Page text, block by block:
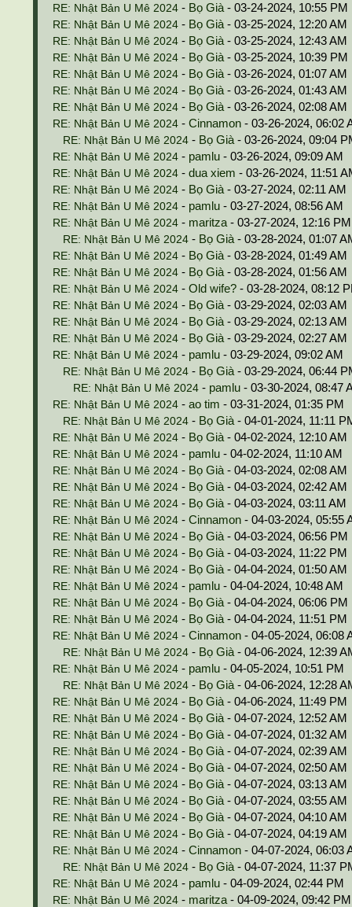
RE: Nhật Bản U Mê 2024 - Bọ Già- 03-24-2024, 10:55 PM
RE: Nhật Bản U Mê 2024 - Bọ Già- 03-25-2024, 12:20 AM
RE: Nhật Bản U Mê 2024 - Bọ Già- 03-25-2024, 12:43 AM
RE: Nhật Bản U Mê 2024 - Bọ Già- 03-25-2024, 10:39 PM
RE: Nhật Bản U Mê 2024 - Bọ Già- 03-26-2024, 01:07 AM
RE: Nhật Bản U Mê 2024 - Bọ Già- 03-26-2024, 01:43 AM
RE: Nhật Bản U Mê 2024 - Bọ Già- 03-26-2024, 02:08 AM
RE: Nhật Bản U Mê 2024 - Cinnamon- 03-26-2024, 06:02
RE: Nhật Bản U Mê 2024 - Bọ Già- 03-26-2024, 09:04
RE: Nhật Bản U Mê 2024 - pamlu- 03-26-2024, 09:09 AM
RE: Nhật Bản U Mê 2024 - dua xiem - 03-26-2024, 11:51
RE: Nhật Bản U Mê 2024 - Bọ Già- 03-27-2024, 02:11 AM
RE: Nhật Bản U Mê 2024 - pamlu- 03-27-2024, 08:56 AM
RE: Nhật Bản U Mê 2024 - maritza- 03-27-2024, 12:16 PM
RE: Nhật Bản U Mê 2024 - Bọ Già- 03-28-2024, 01:07
RE: Nhật Bản U Mê 2024 - Bọ Già- 03-28-2024, 01:49 AM
RE: Nhật Bản U Mê 2024 - Bọ Già- 03-28-2024, 01:56 AM
RE: Nhật Bản U Mê 2024 - Old wife?- 03-28-2024, 08:12
RE: Nhật Bản U Mê 2024 - Bọ Già- 03-29-2024, 02:03 AM
RE: Nhật Bản U Mê 2024 - Bọ Già- 03-29-2024, 02:13 AM
RE: Nhật Bản U Mê 2024 - Bọ Già- 03-29-2024, 02:27 AM
RE: Nhật Bản U Mê 2024 - pamlu- 03-29-2024, 09:02 AM
RE: Nhật Bản U Mê 2024 - Bọ Già- 03-29-2024, 06:44
RE: Nhật Bản U Mê 2024 - pamlu- 03-30-2024, 08:47
RE: Nhật Bản U Mê 2024 - ao tim - 03-31-2024, 01:35 PM
RE: Nhật Bản U Mê 2024 - Bọ Già- 04-01-2024, 11:11
RE: Nhật Bản U Mê 2024 - Bọ Già- 04-02-2024, 12:10 AM
RE: Nhật Bản U Mê 2024 - pamlu- 04-02-2024, 11:10 AM
RE: Nhật Bản U Mê 2024 - Bọ Già- 04-03-2024, 02:08 AM
RE: Nhật Bản U Mê 2024 - Bọ Già- 04-03-2024, 02:42 AM
RE: Nhật Bản U Mê 2024 - Bọ Già- 04-03-2024, 03:11 AM
RE: Nhật Bản U Mê 2024 - Cinnamon- 04-03-2024, 05:55
RE: Nhật Bản U Mê 2024 - Bọ Già- 04-03-2024, 06:56 PM
RE: Nhật Bản U Mê 2024 - Bọ Già- 04-03-2024, 11:22 PM
RE: Nhật Bản U Mê 2024 - Bọ Già- 04-04-2024, 01:50 AM
RE: Nhật Bản U Mê 2024 - pamlu- 04-04-2024, 10:48 AM
RE: Nhật Bản U Mê 2024 - Bọ Già- 04-04-2024, 06:06 PM
RE: Nhật Bản U Mê 2024 - Bọ Già- 04-04-2024, 11:51 PM
RE: Nhật Bản U Mê 2024 - Cinnamon- 04-05-2024, 06:08
RE: Nhật Bản U Mê 2024 - Bọ Già- 04-06-2024, 12:39
RE: Nhật Bản U Mê 2024 - pamlu- 04-05-2024, 10:51 PM
RE: Nhật Bản U Mê 2024 - Bọ Già- 04-06-2024, 12:28
RE: Nhật Bản U Mê 2024 - Bọ Già- 04-06-2024, 11:49 PM
RE: Nhật Bản U Mê 2024 - Bọ Già- 04-07-2024, 12:52 AM
RE: Nhật Bản U Mê 2024 - Bọ Già- 04-07-2024, 01:32 AM
RE: Nhật Bản U Mê 2024 - Bọ Già- 04-07-2024, 02:39 AM
RE: Nhật Bản U Mê 2024 - Bọ Già- 04-07-2024, 02:50 AM
RE: Nhật Bản U Mê 2024 - Bọ Già- 04-07-2024, 03:13 AM
RE: Nhật Bản U Mê 2024 - Bọ Già- 04-07-2024, 03:55 AM
RE: Nhật Bản U Mê 2024 - Bọ Già- 04-07-2024, 04:10 AM
RE: Nhật Bản U Mê 2024 - Bọ Già- 04-07-2024, 04:19 AM
RE: Nhật Bản U Mê 2024 - Cinnamon- 04-07-2024, 06:03
RE: Nhật Bản U Mê 2024 - Bọ Già- 04-07-2024, 11:37
RE: Nhật Bản U Mê 2024 - pamlu- 04-09-2024, 02:44 PM
RE: Nhật Bản U Mê 2024 - maritza- 04-09-2024, 09:42 PM